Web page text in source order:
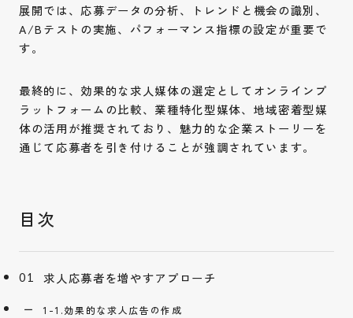
展開では、応募データの分析、トレンドと機会の識別、
A/Bテストの実施、パフォーマンス指標の設定が重要で
す。
最終的に、効果的な求人媒体の選定としてオンラインプ
ラットフォームの比較、業種特化型媒体、地域密着型媒
体の活用が推奨されており、魅力的な企業ストーリーを
通じて応募者を引き付けることが強調されています。
求人応募者を増やすアプローチ
1-1.効果的な求人広告の作成